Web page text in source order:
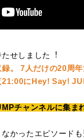
せしました︕
。 7⼈だけの20周
21:00にHey! Say!
チャンネルに集ま
かったエピソード